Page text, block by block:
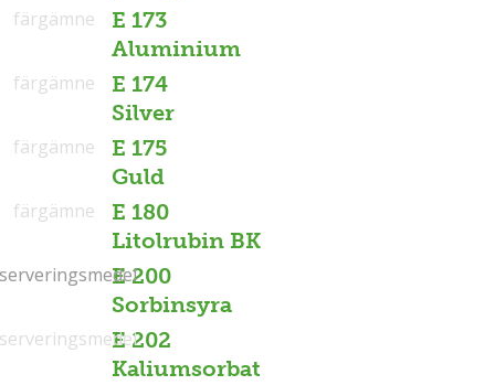
E 173
Aluminium
färgämne
E 174
Silver
färgämne
E 175
Guld
färgämne
E 180
Litolrubin BK
färgämne
E 200
Sorbinsyra
E 202
Kaliumsorbat